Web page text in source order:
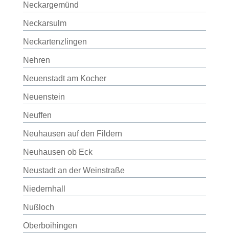
Neckargemünd
Neckarsulm
Neckartenzlingen
Nehren
Neuenstadt am Kocher
Neuenstein
Neuffen
Neuhausen auf den Fildern
Neuhausen ob Eck
Neustadt an der Weinstraße
Niedernhall
Nußloch
Oberboihingen